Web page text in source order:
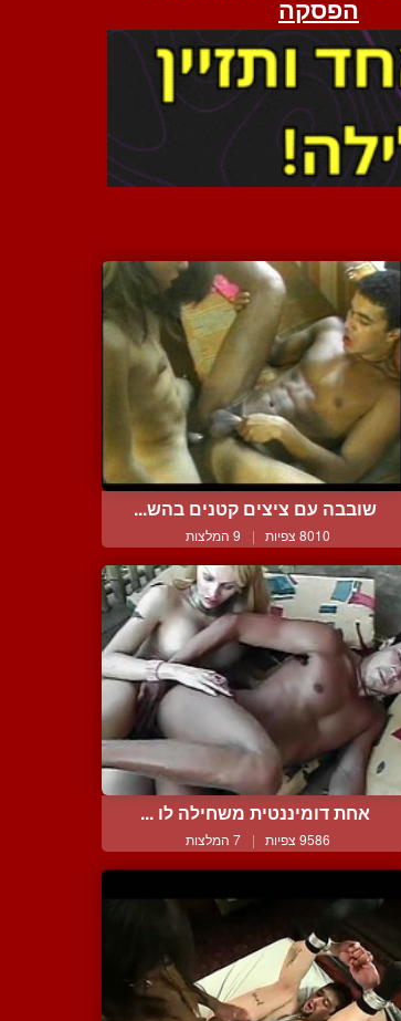
שובבה עם ציצים קטנים בהש...
8010 צפיות | 9 המלצות
אחת דומיננטית משחילה לו ...
9586 צפיות | 7 המלצות